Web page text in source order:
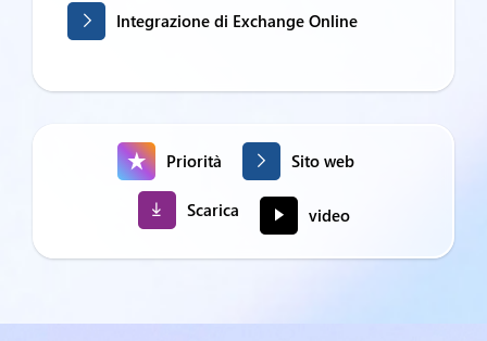
Integrazione di Exchange Online
Priorità Sito web
Scarica video